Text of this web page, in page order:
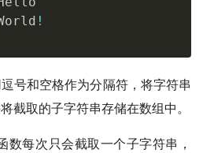
!
号和空格作为分隔符，将字符串
截取的子字符串存储在数组中。
数每次只会截取一个子字符串，